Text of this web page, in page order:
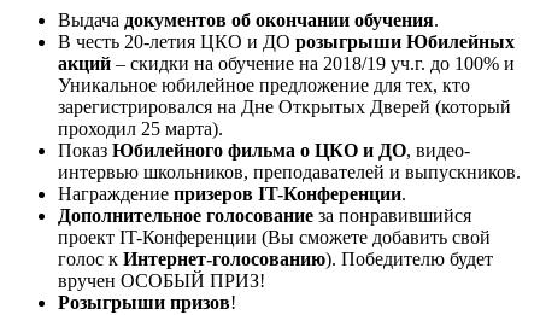
Выдача документов об окончании обучения.
В честь 20-летия ЦКО и ДО розыгрыши Юбилейных
акций – скидки на обучение на 2018/19 уч.г. до 100% и
Уникальное юбилейное предложение для тех, кто
зарегистрировался на Дне Открытых Дверей (который
проходил 25 марта).
Показ Юбилейного фильма о ЦКО и ДО, видео-
интервью школьников, преподавателей и выпускников.
Награждение призеров IT-Конференции.
Дополнительное голосование за понравившийся
проект IT-Конференции (Вы сможете добавить свой
голос к Интернет-голосованию). Победителю будет
вручен ОСОБЫЙ ПРИЗ!
Розыгрыши призов!